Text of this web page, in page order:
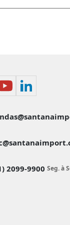
2099-9900 Seg. à